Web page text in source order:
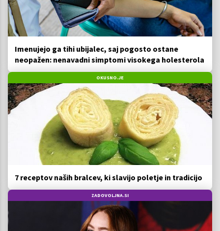
Imenujejo ga tihi ubijalec, saj pogosto ostane
neopažen: nenavadni simptomi visokega holesterola
OKUSNO.JE
7 receptov naših bralcev, ki slavijo poletje in tradicijo
ZADOVOLJNA.SI